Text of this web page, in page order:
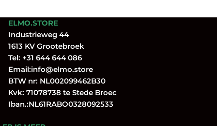
ELMO.STORE
Industrieweg 44
1613 KV Grootebroek
Tel: +31 644 644 086
Email:info@elmo.store
BTW nr: NL002099462B30
Kvk: 71078738 te Stede Broec
Iban.:NL61RABO0328092533